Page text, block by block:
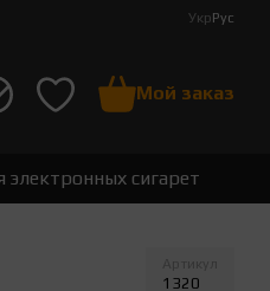
УкрРус
Мой заказ
сигарет
1320